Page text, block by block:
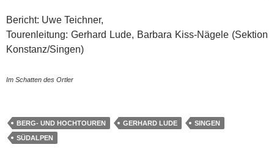
Bericht: Uwe Teichner,
Tourenleitung: Gerhard Lude, Barbara Kiss-Nägele (Sektion
Konstanz/Singen)
Im Schatten des Ortler
BERG- UND HOCHTOUREN GERHARD LUDE
SINGEN
SÜDALPEN